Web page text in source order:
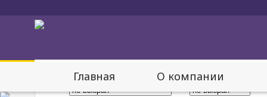
Главная О компании
Объект: Район: